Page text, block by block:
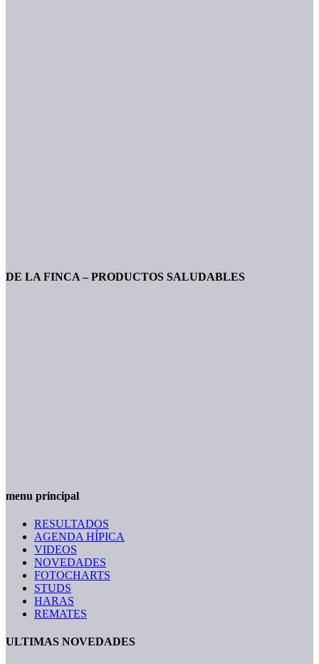
DE LA FINCA – PRODUCTOS SALUDABLES
menu principal
RESULTADOS
AGENDA HÍPICA
VIDEOS
NOVEDADES
FOTOCHARTS
STUDS
HARAS
REMATES
ULTIMAS NOVEDADES